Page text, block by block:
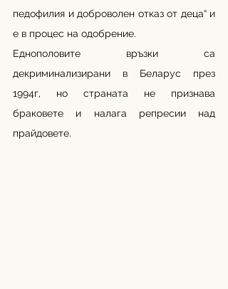
педофилия и доброволен отказ от деца“ и
е в процес на одобрение.
Еднополовите връзки са
декриминализирани в Беларус през
1994г, но страната не признава
браковете и налага репресии над
прайдовете.